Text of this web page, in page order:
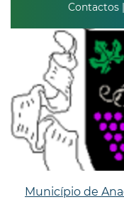
Contactos
Município de